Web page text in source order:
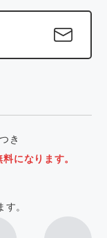
き
になります。
。